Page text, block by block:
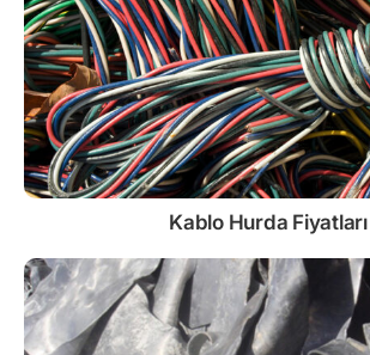
Kablo Hurda Fiyatları